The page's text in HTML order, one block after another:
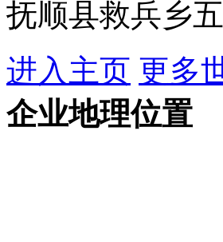
抚顺县救兵乡
进入主页 更多
企业地理位置